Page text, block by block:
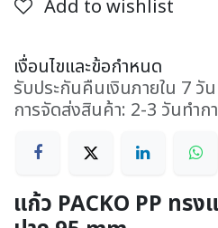
Add to wishlist
เงื่อนไขและข้อกำหนด
รับประกันคืนเงินภายใน 7 วัน
การจัดส่งสินค้า: 2-3 วันทำก
แก้ว PACKO PP ทร